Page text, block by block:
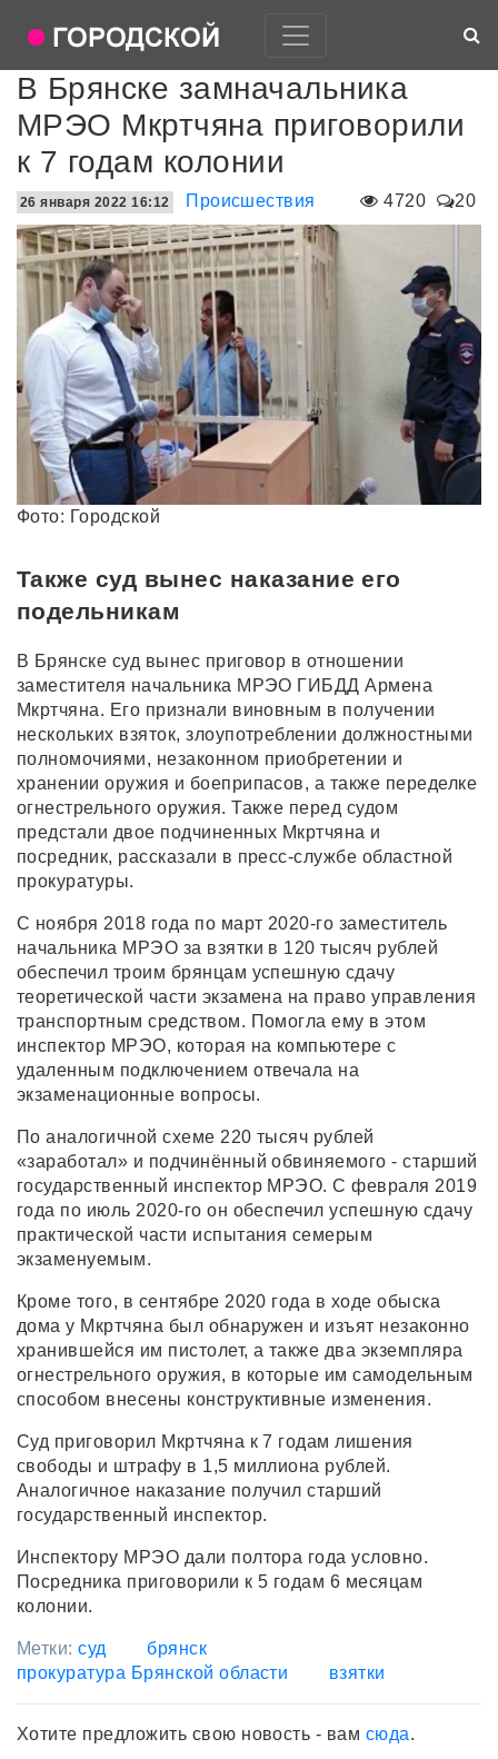
В Брянске замначальника
МРЭО Мкртчяна приговорили
к 7 годам колонии
4720 20
26 января 2022 16:12 Происшествия
Фото: Городской
Также суд вынес наказание его
подельникам
В Брянске суд вынес приговор в отношении
заместителя начальника МРЭО ГИБДД Армена
Мкртчяна. Его признали виновным в получении
нескольких взяток, злоупотреблении должностными
полномочиями, незаконном приобретении и
хранении оружия и боеприпасов, а также переделке
огнестрельного оружия. Также перед судом
предстали двое подчиненных Мкртчяна и
посредник, рассказали в пресс-службе областной
прокуратуры.
С ноября 2018 года по март 2020-го заместитель
начальника МРЭО за взятки в 120 тысяч рублей
обеспечил троим брянцам успешную сдачу
теоретической части экзамена на право управления
транспортным средством. Помогла ему в этом
инспектор МРЭО, которая на компьютере с
удаленным подключением отвечала на
экзаменационные вопросы.
По аналогичной схеме 220 тысяч рублей
«заработал» и подчинённый обвиняемого - старший
государственный инспектор МРЭО. С февраля 2019
года по июль 2020-го он обеспечил успешную сдачу
практической части испытания семерым
экзаменуемым.
Кроме того, в сентябре 2020 года в ходе обыска
дома у Мкртчяна был обнаружен и изъят незаконно
хранившейся им пистолет, а также два экземпляра
огнестрельного оружия, в которые им самодельным
способом внесены конструктивные изменения.
Суд приговорил Мкртчяна к 7 годам лишения
свободы и штрафу в 1,5 миллиона рублей.
Аналогичное наказание получил старший
государственный инспектор.
Инспектору МРЭО дали полтора года условно.
Посредника приговорили к 5 годам 6 месяцам
колонии.
Метки:суд
брянск
прокуратура Брянской области
взятки
Хотите предложить свою новость - вам сюда.